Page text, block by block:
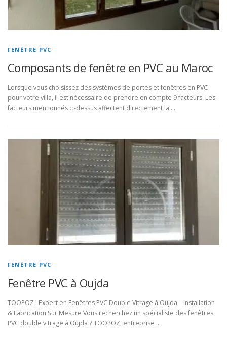
FENÊTRE PVC
Composants de fenêtre en PVC au Maroc
Lorsque vous choisissez des systèmes de portes et fenêtres en PVC
pour votre villa, il est nécessaire de prendre en compte 9 facteurs. Les
facteurs mentionnés ci-dessus affectent directement la …
FENÊTRE PVC
Fenêtre PVC à Oujda
TOOPOZ : Expert en Fenêtres PVC Double Vitrage à Oujda – Installation
& Fabrication Sur Mesure Vous recherchez un spécialiste des fenêtres
PVC double vitrage à Oujda ? TOOPOZ, entreprise …